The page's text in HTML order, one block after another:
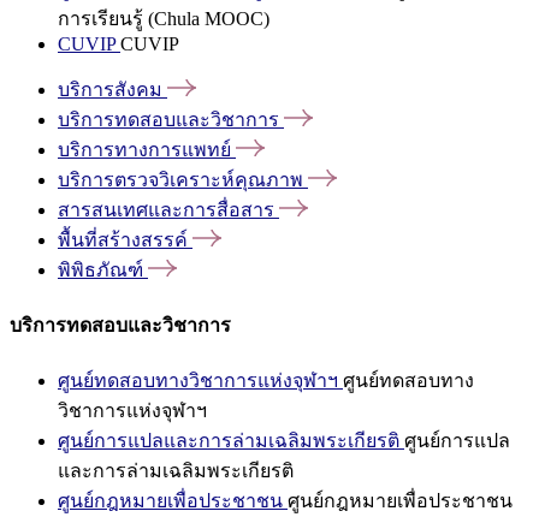
การเรียนรู้ (Chula MOOC)
CUVIPCUVIP
บริการสังคม
บริการทดสอบและวิชาการ
บริการทางการแพทย์
บริการตรวจวิเคราะห์คุณภาพ
สารสนเทศและการสื่อสาร
พื้นที่สร้างสรรค์
พิพิธภัณฑ์
บริการทดสอบและวิชาการ
ศูนย์ทดสอบทางวิชาการแห่งจุฬาฯ ศูนย์ทดสอบทาง
วิชาการแห่งจุฬาฯ
ศูนย์การแปลและการล่ามเฉลิมพระเกียรติ ศูนย์การแปล
และการล่ามเฉลิมพระเกียรติ
ศูนย์กฎหมายเพื่อประชาชน ศูนย์กฎหมายเพื่อประชาชน